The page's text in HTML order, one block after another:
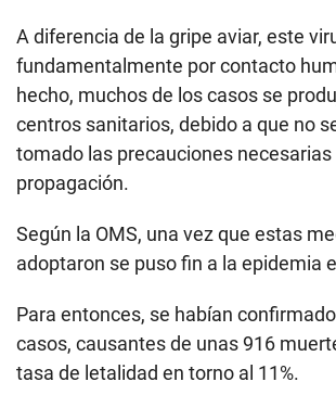
A diferencia de la gripe aviar, este
fundamentalmente por contacto
hecho, muchos de los casos se
centros sanitarios, debido a que no
tomado las precauciones
propagación.
Según la OMS, una vez que estas
adoptaron se puso fin a la epidemia
Para entonces, se habían
casos, causantes de unas 916
tasa de letalidad en torno al 11%.